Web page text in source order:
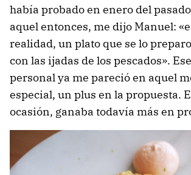
había probado en enero del
aquel entonces, me dijo Manuel:
realidad, un plato que se lo
con las ijadas de los pescados».
personal ya me pareció en aquel
especial, un plus en la propuesta.
ocasión, ganaba todavía más en